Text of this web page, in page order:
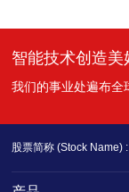
智能技术创造美
我们的事业处遍布全
股票简称 (Stock Name)